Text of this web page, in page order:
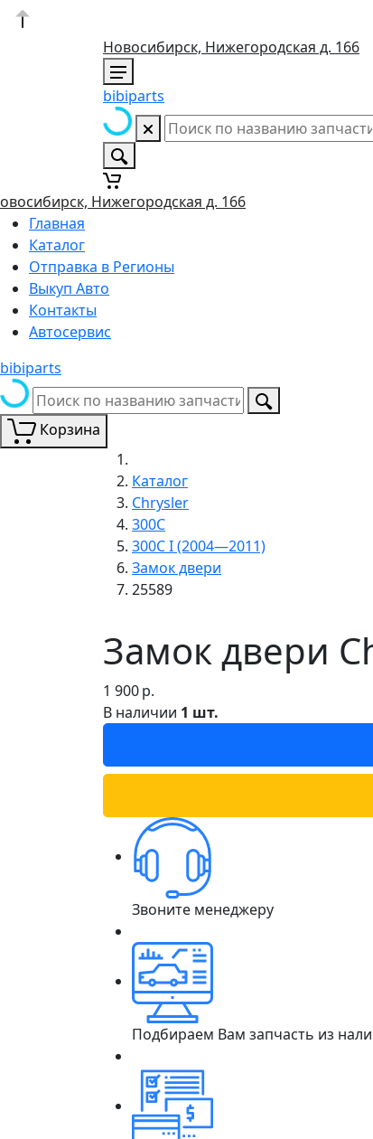
Новосибирск, Нижегородская д. 166
bibiparts
Нижегородская д. 166
Главная
Каталог
Отправка в Регионы
Выкуп Авто
Контакты
Автосервис
bibiparts
Корзина
Каталог
Chrysler
300C
300C I (2004—2011)
Замок двери
25589
Замок двери
1 900р.
В наличии 1 шт.
Звоните менеджеру
Подбираем Вам запчасть из